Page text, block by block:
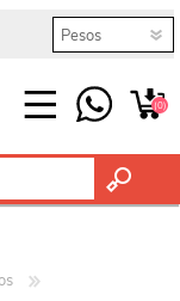
(0)